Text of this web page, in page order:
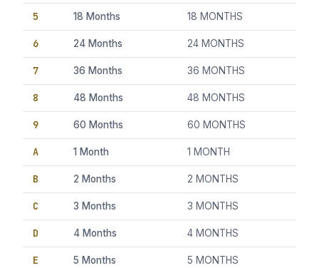
5 18 Months 18 MONTHS
6 24 Months 24 MONTHS
7 36 Months 36 MONTHS
8 48 Months 48 MONTHS
9 60 Months 60 MONTHS
A 1 Month 1 MONTH
B 2 Months 2 MONTHS
C 3 Months 3 MONTHS
D 4 Months 4 MONTHS
E 5 Months 5 MONTHS